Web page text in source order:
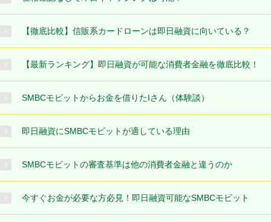
【徹底比較】信販系カードローンは即日融資に向いている？
【最新ランキング】即日融資が可能な消費者金融を徹底比較！
SMBCモビットからお金を借りたIさん（体験談）
即日融資にSMBCモビットが適している理由
SMBCモビットの審査基準は他の消費者金融と違うのか
今すぐお金が必要な方必見！即日融資可能なSMBCモビット